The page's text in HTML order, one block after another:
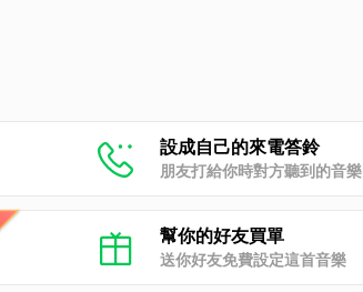
設成自己的來電答鈴
朋友打給你時對方聽到的音樂
幫你的好友買單
送你好友免費設定這首音樂